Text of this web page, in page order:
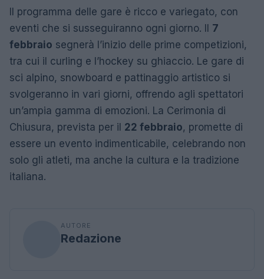
Il programma delle gare è ricco e variegato, con
eventi che si susseguiranno ogni giorno. Il 7
febbraio segnerà l’inizio delle prime competizioni,
tra cui il curling e l’hockey su ghiaccio. Le gare di
sci alpino, snowboard e pattinaggio artistico si
svolgeranno in vari giorni, offrendo agli spettatori
un’ampia gamma di emozioni. La Cerimonia di
Chiusura, prevista per il 22 febbraio, promette di
essere un evento indimenticabile, celebrando non
solo gli atleti, ma anche la cultura e la tradizione
italiana.
AUTORE
Redazione